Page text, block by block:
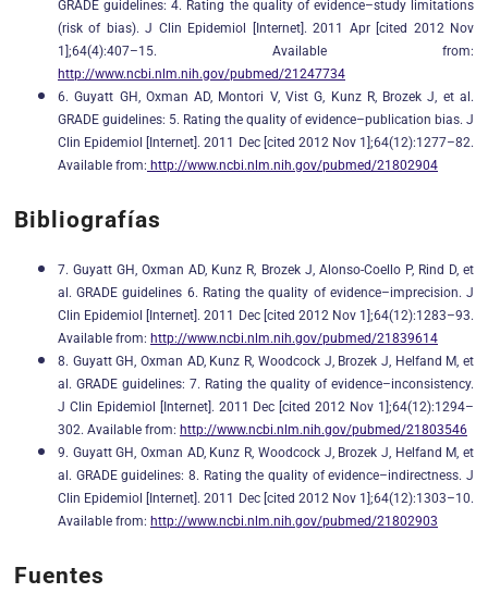
GRADE guidelines: 4. Rating the quality of evidence–study limitations
(risk of bias). J Clin Epidemiol [Internet]. 2011 Apr [cited 2012 Nov
1];64(4):407–15. Available from:
http://www.ncbi.nlm.nih.gov/pubmed/21247734
6. Guyatt GH, Oxman AD, Montori V, Vist G, Kunz R, Brozek J, et al.
GRADE guidelines: 5. Rating the quality of evidence–publication bias. J
Clin Epidemiol [Internet]. 2011 Dec [cited 2012 Nov 1];64(12):1277–82.
Available from: http://www.ncbi.nlm.nih.gov/pubmed/21802904
Bibliografías
7. Guyatt GH, Oxman AD, Kunz R, Brozek J, Alonso-Coello P, Rind D, et
al. GRADE guidelines 6. Rating the quality of evidence–imprecision. J
Clin Epidemiol [Internet]. 2011 Dec [cited 2012 Nov 1];64(12):1283–93.
Available from: http://www.ncbi.nlm.nih.gov/pubmed/21839614
8. Guyatt GH, Oxman AD, Kunz R, Woodcock J, Brozek J, Helfand M, et
al. GRADE guidelines: 7. Rating the quality of evidence–inconsistency.
J Clin Epidemiol [Internet]. 2011 Dec [cited 2012 Nov 1];64(12):1294–
302. Available from: http://www.ncbi.nlm.nih.gov/pubmed/21803546
9. Guyatt GH, Oxman AD, Kunz R, Woodcock J, Brozek J, Helfand M, et
al. GRADE guidelines: 8. Rating the quality of evidence–indirectness. J
Clin Epidemiol [Internet]. 2011 Dec [cited 2012 Nov 1];64(12):1303–10.
Available from: http://www.ncbi.nlm.nih.gov/pubmed/21802903
Fuentes